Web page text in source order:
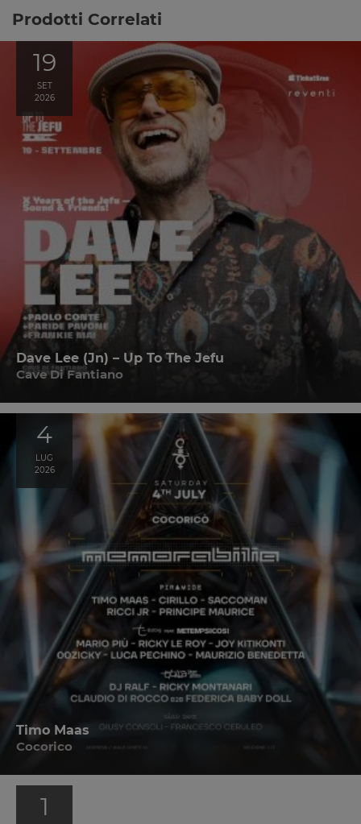
Prodotti Correlati
19
SET
2026
Dave Lee (Jn) – Up To The Jefu
Cave Di Fantiano
4
LUG
2026
Timo Maas
Cocorico
1